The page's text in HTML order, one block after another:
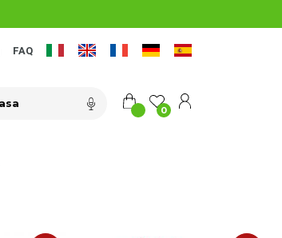
FAQ
0